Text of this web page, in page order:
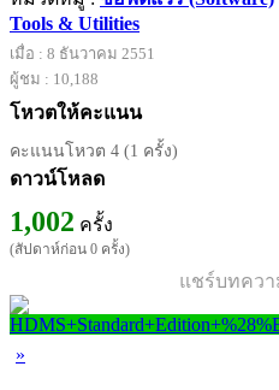
Tools & Utilities
เมื่อ : 8 ธันวาคม 2551
ผู้ชม : 10,188
โหวตให้คะแนน
คะแนนโหวต 4 (1 ครั้ง)
ดาวน์โหลด
1,002 ครั้ง
(สัปดาห์ก่อน 0 ครั้ง)
แชร์บทควา
»